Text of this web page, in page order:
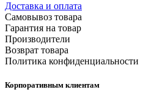
Доставка и оплата
Самовывоз товара
Гарантия на товар
Производители
Возврат товара
Политика конфиденциальности
Корпоративным клиентам